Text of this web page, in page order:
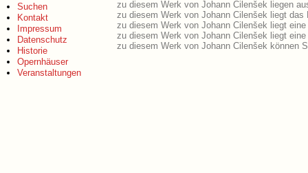
Suchen
Kontakt
Impressum
Datenschutz
Historie
Opernhäuser
Veranstaltungen
zu diesem Werk von Johann Cilenšek liegen
zu diesem Werk von Johann Cilenšek liegt das
zu diesem Werk von Johann Cilenšek liegt
zu diesem Werk von Johann Cilenšek liegt
zu diesem Werk von Johann Cilenšek können